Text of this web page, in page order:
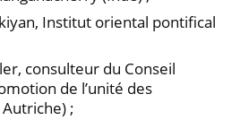
Institut oriental pontifical
consulteur du Conseil
de l’unité des
;